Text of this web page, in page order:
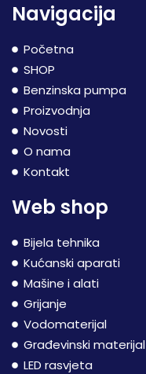
Navigacija
Početna
SHOP
Benzinska pumpa
Proizvodnja
Novosti
O nama
Kontakt
Web shop
Bijela tehnika
Kućanski aparati
Mašine i alati
Grijanje
Vodomaterijal
Građevinski materijal
LED rasvjeta